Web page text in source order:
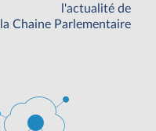
l'actualité de
la Chaine Parlementaire